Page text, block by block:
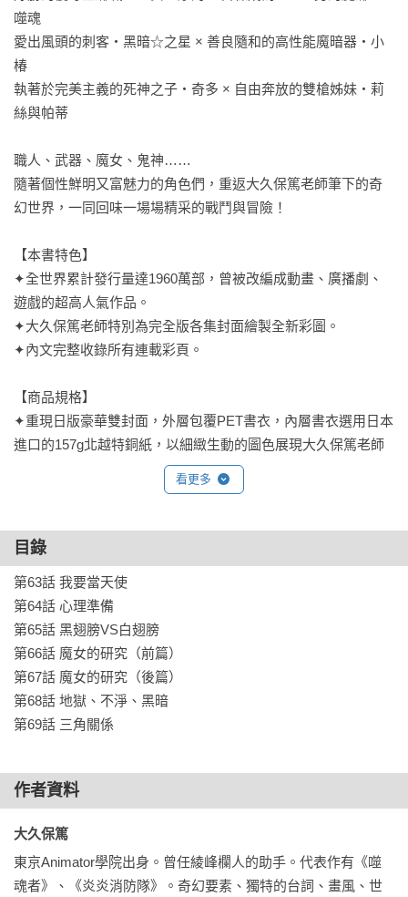
噬魂
愛出風頭的刺客‧黑暗☆之星 × 善良隨和的高性能魔暗器‧小
椿
執著於完美主義的死神之子‧奇多 × 自由奔放的雙槍姊妹‧莉
絲與帕蒂
職人、武器、魔女、鬼神……
隨著個性鮮明又富魅力的角色們，重返大久保篤老師筆下的奇
幻世界，一同回味一場場精采的戰鬥與冒險！
【本書特色】
✦全世界累計發行量達1960萬部，曾被改編成動畫、廣播劇、
遊戲的超高人氣作品。
✦大久保篤老師特別為完全版各集封面繪製全新彩圖。
✦內文完整收錄所有連載彩頁。
【商品規格】
✦重現日版豪華雙封面，外層包覆PET書衣，內層書衣選用日本
進口的157g北越特銅紙，以細緻生動的圖色展現大久保篤老師
✦內文用紙使用高規格的95g云采嵩圖紙，並搭配100%黑墨印
✦同日書規格的25K大開本，提升閱讀舒適度，並震撼重現每場
帥氣刺激的戰鬥。
【本集內容】
故事邁入新的章節！
被魔導師抓走的奇多，究竟要如何脫困？
面對全身狂氣的新敵人，摩訶即將面臨空前的危機！？
另外一頭，黑暗之星與可樂那展開了激烈的衝突。
使可樂那狂氣化的梅杜莎究竟有什麼陰謀？
鬥即將爆發…！！
看更多
目錄
第63話 我要當天使
第64話 心理準備
第65話 黑翅膀VS白翅膀
第66話 魔女的研究（前篇）
第67話 魔女的研究（後篇）
第68話 地獄、不淨、黑暗
第69話 三角關係
作者資料
大久保篤
東京Animator學院出身。曾任綾峰欄人的助手。代表作有《噬
魂者》、《炎炎消防隊》。奇幻要素、獨特的台詞、畫風、世